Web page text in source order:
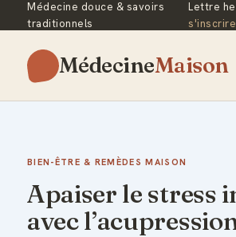
Médecine douce & savoirs
traditionnels
Lettre
MédecineMaison
BIEN-ÊTRE & REMÈDES MAISON
Apaiser le stress
avec